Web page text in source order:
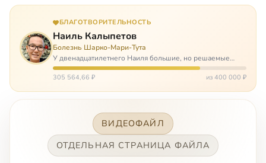
БЛАГОТВОРИТЕЛЬНОСТЬ
Наиль Калыпетов
Болезнь Шарко-Мари-Тута
У двенадцатилетнего Наиля большие, но решаемые
проблемы. Он болен редкой болезнью, которая ставит
перед ним множество непростых задача, угрожая в
305 564,66 ₽ из 400 000 ₽
ВИДЕОФАЙЛ
ОТДЕЛЬНАЯ СТРАНИЦА ФАЙЛА